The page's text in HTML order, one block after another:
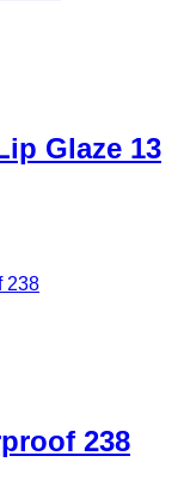
Glaze 13
238